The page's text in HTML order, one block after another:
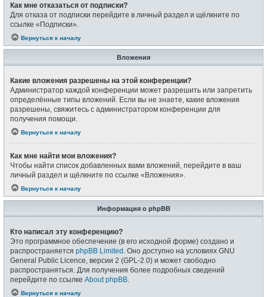
Как мне отказаться от подписки?
Для отказа от подписки перейдите в личный раздел и щёлкните по
ссылке «Подписки».
Вернуться к началу
Вложения
Какие вложения разрешены на этой конференции?
Администратор каждой конференции может разрешить или запретить
определённые типы вложений. Если вы не знаете, какие вложения
разрешены, свяжитесь с администратором конференции для
получения помощи.
Вернуться к началу
Как мне найти мои вложения?
Чтобы найти список добавленных вами вложений, перейдите в ваш
личный раздел и щёлкните по ссылке «Вложения».
Вернуться к началу
Информация о phpBB
Кто написал эту конференцию?
Это программное обеспечение (в его исходной форме) создано и
распространяется phpBB Limited . Оно доступно на условиях GNU
General Public Licence, версии 2 (GPL-2.0) и может свободно
распространяться. Для получения более подробных сведений
перейдите по ссылке About phpBB
Вернуться к началу